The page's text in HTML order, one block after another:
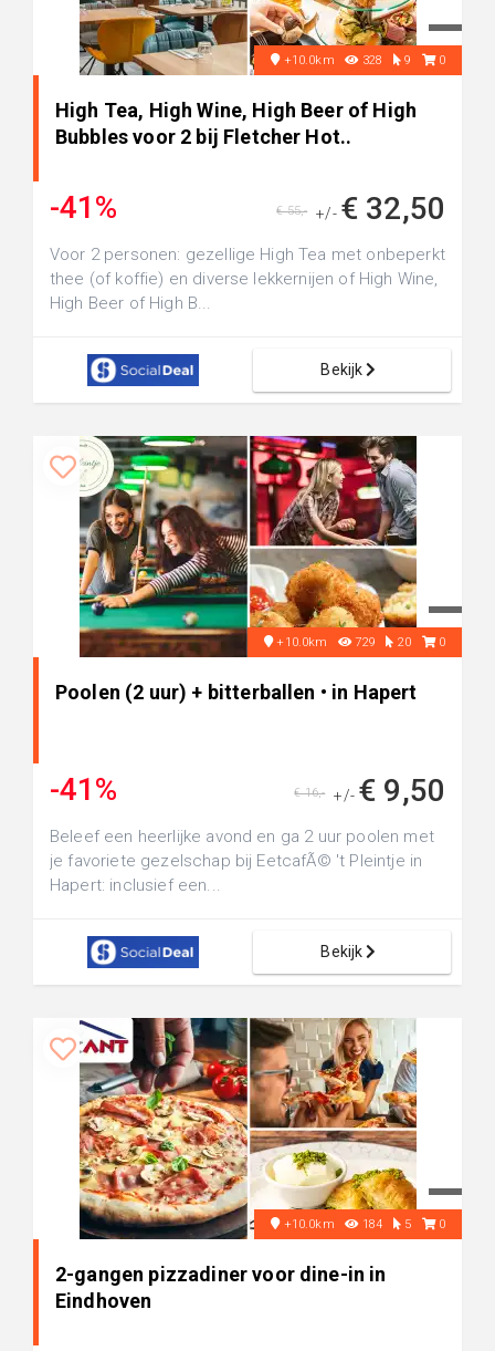
+10.0km 328 9 0
High Tea, High Wine, High Beer of High
Bubbles voor 2 bij Fletcher Hot..
-41% +/- € 32,50
€ 55,-
Voor 2 personen: gezellige High Tea met onbeperkt
thee (of koffie) en diverse lekkernijen of High Wine,
High Beer of High B...
Bekijk
+10.0km 729 20 0
Poolen (2 uur) + bitterballen • in Hapert
-41% +/- € 9,50
€ 16,-
Beleef een heerlijke avond en ga 2 uur poolen met
je favoriete gezelschap bij EetcafÃ© 't Pleintje in
Hapert: inclusief een...
Bekijk
+10.0km 184 5 0
2-gangen pizzadiner voor dine-in in
Eindhoven